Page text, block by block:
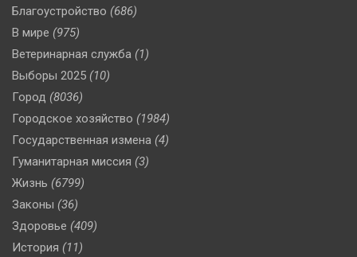
Благоустройство (686)
В мире (975)
Ветеринарная служба (1)
Выборы 2025 (10)
Город (8036)
Городское хозяйство (1984)
Государственная измена (4)
Гуманитарная миссия (3)
Жизнь (6799)
Законы (36)
Здоровье (409)
История (11)